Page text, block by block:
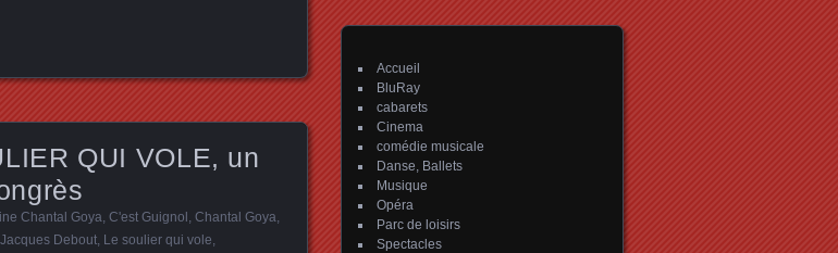
QUI VOLE, un
Chantal Goya C'est Guignol Chantal Goya
Debout Le soulier qui vole
Accueil
BluRay
cabarets
Cinema
comédie musicale
Danse, Ballets
Musique
Opéra
Parc de loisirs
Spectacles